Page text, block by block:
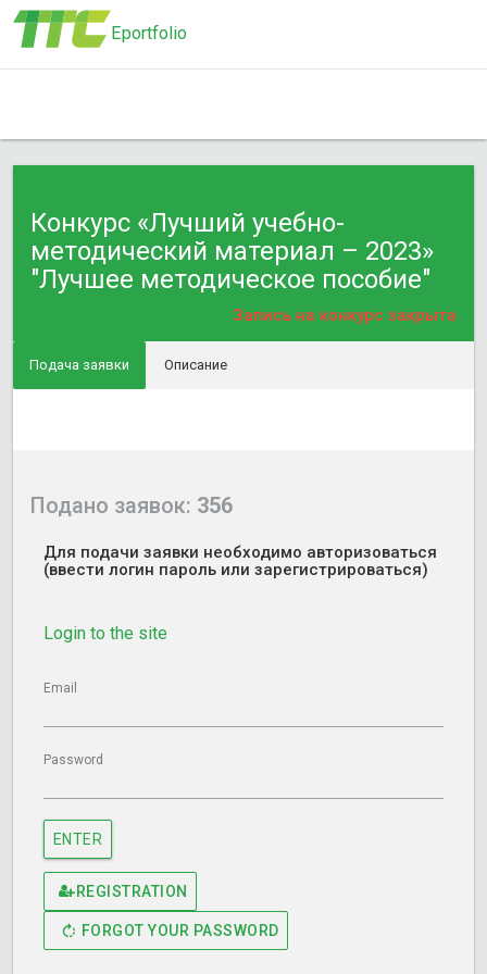
Eportfolio
Конкурс «Лучший учебно-
методический материал – 2023»
"Лучшее методическое пособие"
Запись на конкурс закрыта
Подача заявки Описание
Подано заявок: 356
Для подачи заявки необходимо авторизоваться
(ввести логин пароль или зарегистрироваться)
Login to the site
Email
Password
ENTER
REGISTRATION
FORGOT YOUR PASSWORD